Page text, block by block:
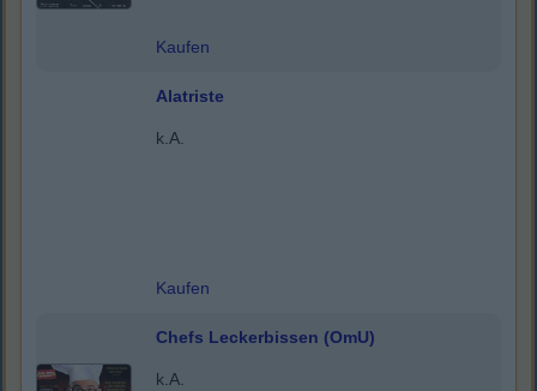
Kaufen
Alatriste
k.A.
Kaufen
Chefs Leckerbissen (OmU)
k.A.